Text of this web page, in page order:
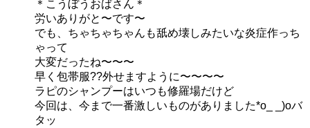
＊こうぼうおばさん＊
労いありがと〜です〜
でも、ちゃちゃちゃんも舐め壊しみたいな炎症作っち
ゃって
大変だったね〜〜〜
早く包帯服??外せますように〜〜〜〜
ラピのシャンプーはいつも修羅場だけど
今回は、今まで一番激しいものがありました*o_ _)oバ
タッ